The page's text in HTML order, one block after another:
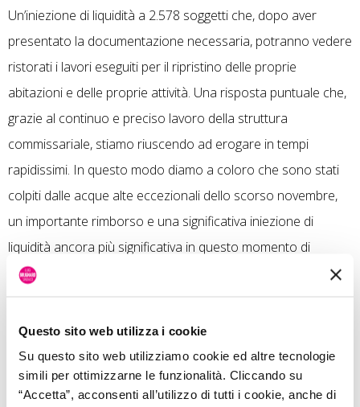
Questo sito web utilizza i cookie
Su questo sito web utilizziamo cookie ed altre tecnologie
simili per ottimizzarne le funzionalità. Cliccando su
“Accetta”, acconsenti all’utilizzo di tutti i cookie, anche di
Un’iniezione di liquidità a 2.578 soggetti che, dopo aver
presentato la documentazione necessaria, potranno vedere
ristorati i lavori eseguiti per il ripristino delle proprie
abitazioni e delle proprie attività. Una risposta puntuale che,
grazie al continuo e preciso lavoro della struttura
commissariale, stiamo riuscendo ad erogare in tempi
rapidissimi. In questo modo diamo a coloro che sono stati
colpiti dalle acque alte eccezionali dello scorso novembre,
un importante rimborso e una significativa iniezione di
liquidità ancora più significativa in questo momento di
difficoltà. Ricordo inoltre che, per la prima volta in Italia, è
stralci, non appena forniscono ricevute e scontrini per
almeno il 30% del totale delle spese ammesse a rimborso.
Per questo invito tutti a rendicontare il prima possibile i
danni subiti così da poter proseguire, già nelle prossime